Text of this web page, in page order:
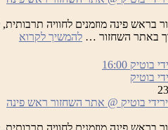
להמשיך לקרוא
בוטיק
בוטיק 16:00
בוטיק